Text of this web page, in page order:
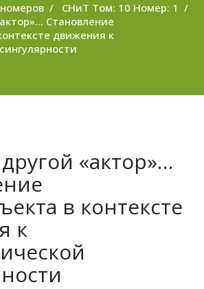
/ СНиТ Том: 10 Номер: 1 /
Становление
движения к
«актор»…
в контексте
к